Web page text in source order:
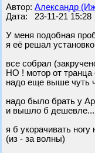
Автор: Александр
Дата: 23-11-21 15:28
У меня подобная
я её решал
все собрал
НО ! мотор от транца
надо еще выше чуть
надо было брать у
и вышло б дешевле...
я б укорачивать ногу
(из - за волны)